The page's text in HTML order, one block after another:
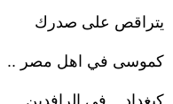
يتراقص على صدرك
كموسى في اهل مصر ..